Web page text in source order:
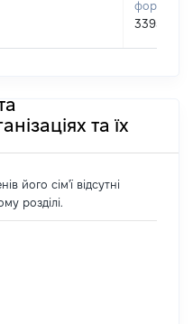
33952717
та їх
його сім'ї відсутні
розділі.